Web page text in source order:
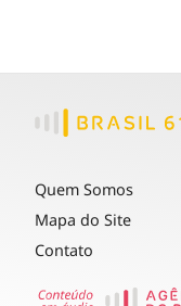
Quem Somos
Mapa do Site
Contato